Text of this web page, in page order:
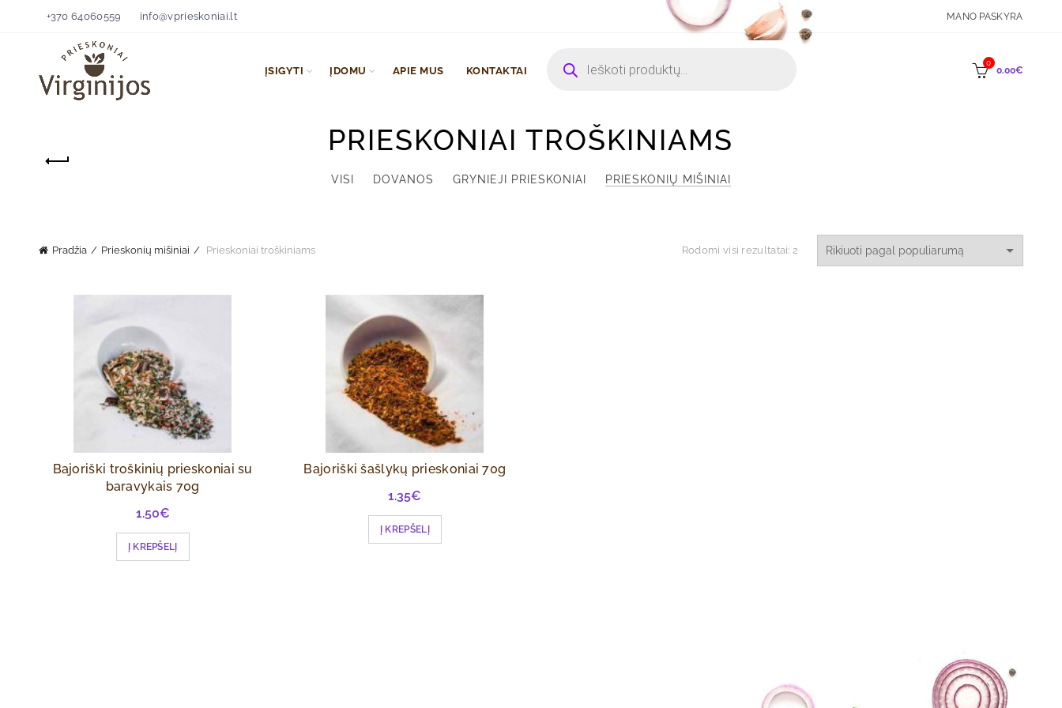
+370 64060559 info@vprieskoniai.lt MANO PASKYRA
ĮSIGYTI ĮDOMU APIE MUS KONTAKTAI
search
0
0.00€
PRIESKONIAI TROŠKINIAMS
VISI DOVANOS GRYNIEJI PRIESKONIAI PRIESKONIŲ MIŠINIAI
Pradžia Prieskonių mišiniai Prieskoniai troškiniams Rodomi visi rezultatai: 2 Rūšiuojama
pagal
Bajoriški troškinių prieskoniai su
baravykais 70g
1.50€
Į KREPŠELĮ
Bajoriški šašlykų prieskoniai 70g
1.35€
Į KREPŠELĮ